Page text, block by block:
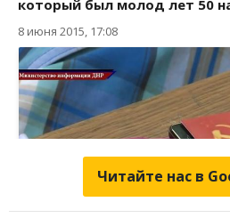
Читайте нас в